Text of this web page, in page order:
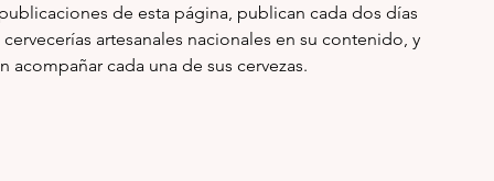
de esta página, publican cada dos días
artesanales nacionales en su contenido, y
cada una de sus cervezas.